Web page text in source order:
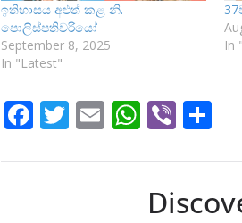
ඉතිහාසය අළුත් කළ නි.
පොලිස්පතිවරියෝ
September 8, 2025
In "Latest"
In
F
e
T
itt
E
ai
W
at
s
Vi
er ar
e